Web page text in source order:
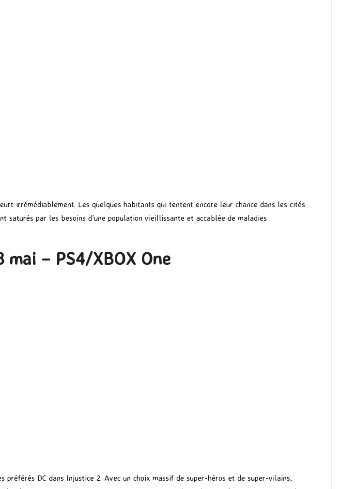
irrémédiablement. Les quelques habitants qui tentent encore leur chance dans les cités
saturés par les besoins d’une population vieillissante et accablée de maladies
mai – PS4/XBOX One
DC dans Injustice 2. Avec un choix massif de super-héros et de super-vilains,